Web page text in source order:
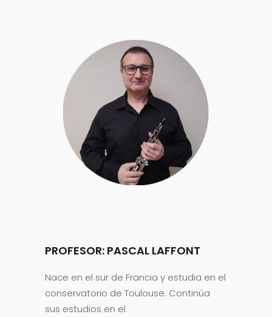
PROFESOR: PASCAL LAFFONT
Nace en el sur de Francia y estudia en el
conservatorio de Toulouse. Continúa
sus estudios en el